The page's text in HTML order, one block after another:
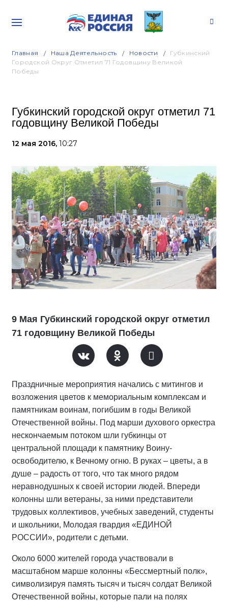
Главная Наша Деятельность Новости
Губкинский
Городской Округ Отметил 71 Годовщину Великой
Победы
Губкинский городской округ отметил 71
годовщину Великой Победы
12 мая 2016, 10:27
9 Мая Губкинский городской округ отметил
71 годовщину Великой Победы
Праздничные мероприятия начались с митингов и
возложения цветов к мемориальным комплексам и
памятникам воинам, погибшим в годы Великой
Отечественной войны. Под марши духового оркестра
нескончаемым потоком шли губкинцы от
центральной площади к памятнику Воину-
освободителю, к Вечному огню. В руках – цветы, а в
душе – радость от того, что так много рядом
неравнодушных к своей истории людей. Впереди
колонны шли ветераны, за ними представители
трудовых коллективов, учебных заведений, студенты
и школьники, Молодая гвардия «ЕДИНОЙ
РОССИИ», родители с детьми.
Около 6000 жителей города участвовали в
масштабном марше колонны «Бессмертный полк»,
символизируя память тысяч и тысяч солдат Великой
Отечественной войны, которые пали на полях